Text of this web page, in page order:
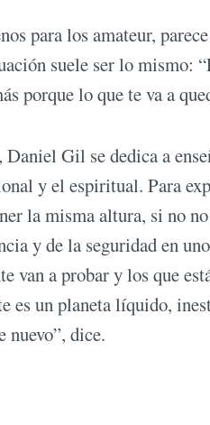
para los amateur,
suele ser lo mismo:
porque lo que te va a
Gil se dedica a
y el espiritual. Para
la misma altura, si no
y de la seguridad en
van a probar y los que
es un planeta líquido,
nuevo”, dice.